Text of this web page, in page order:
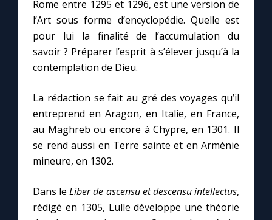
Rome entre 1295 et 1296, est une version de
l’Art sous forme d’encyclopédie. Quelle est
pour lui la finalité de l’accumulation du
savoir ? Préparer l’esprit à s’élever jusqu’à la
contemplation de Dieu.
La rédaction se fait au gré des voyages qu’il
entreprend en Aragon, en Italie, en France,
au Maghreb ou encore à Chypre, en 1301. Il
se rend aussi en Terre sainte et en Arménie
mineure, en 1302.
Dans leLiber de ascensu et descensu intellectus,
rédigé en 1305, Lulle développe une théorie